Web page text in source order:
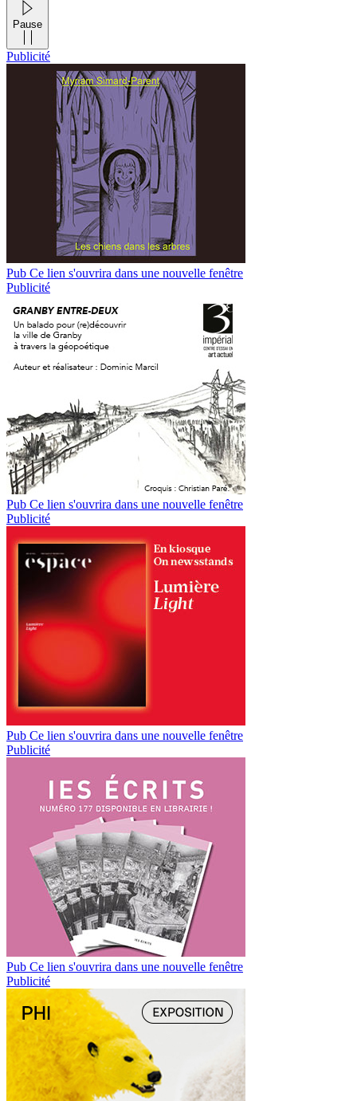
Pause
Publicité
Pub Ce lien s'ouvrira dans une nouvelle fenêtre
Publicité
Pub Ce lien s'ouvrira dans une nouvelle fenêtre
Publicité
Pub Ce lien s'ouvrira dans une nouvelle fenêtre
Publicité
Pub Ce lien s'ouvrira dans une nouvelle fenêtre
Publicité